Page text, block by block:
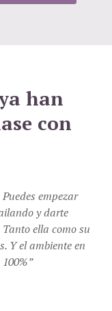
han
con
empezar
y darte
ella como su
Y el ambiente en